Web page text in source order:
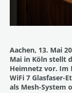
Aachen, 13. Mai
Mai in Köln stellt
Heimnetz vor. Im
WiFi 7 Glasfaser-
als Mesh-System